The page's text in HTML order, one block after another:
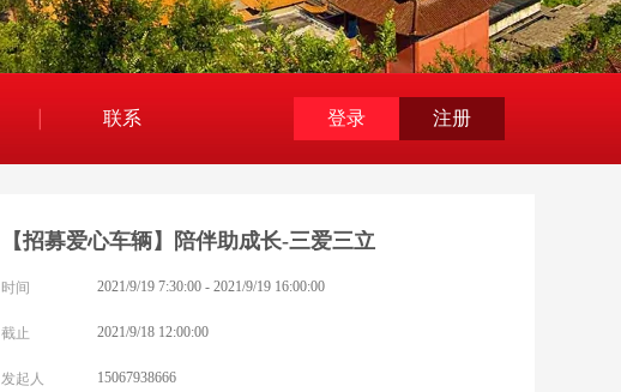
联系 登录 注册
【招募爱心车辆】陪伴助成长-三爱三立
时间 2021/9/19 7:30:00 - 2021/9/19 16:00:00
截止 2021/9/18 12:00:00
发起人 15067938666